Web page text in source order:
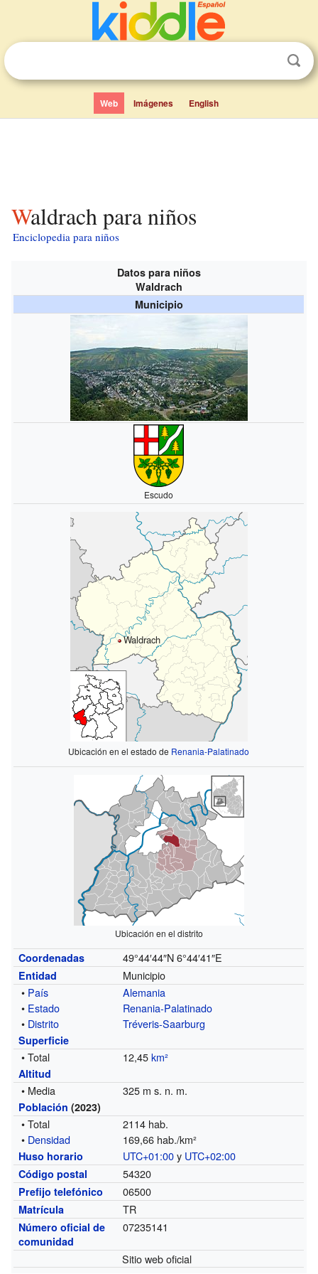
Web Imágenes English
Waldrach para niños
Enciclopedia para niños
Datos para niños
Waldrach
Municipio
Escudo
Waldrach
Ubicación en el estado de Renania-Palatinado
Ubicación en el distrito
Coordenadas 49°44′44″N 6°44′41″E
Entidad
Municipio
• País
Alemania
• Estado
Renania-Palatinado
• Distrito Tréveris-Saarburg
Superficie
• Total 12,45km²
Altitud
• Media 325 m s. n. m.
Población (2023)
• Total
2114 hab.
• Densidad 169,66 hab./km²
Huso horario UTC+01:00y UTC+02:00
Código postal 54320
Prefijo telefónico 06500
Matrícula TR
Número oficial de
comunidad
07235141
Sitio web oficial